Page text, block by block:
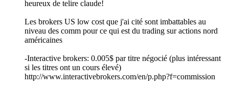
heureux de telire claude!
Les brokers US low cost que j'ai cité sont imbattables au
niveau des comm pour ce qui est du trading sur actions nord
américaines
-Interactive brokers: 0.005$ par titre négocié (plus intéressant
si les titres ont un cours élevé)
http://www.interactivebrokers.com/en/p.php?f=commission